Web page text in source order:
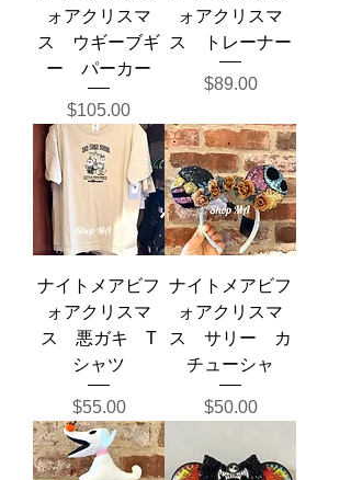
ォアクリスマ
ス ウギーブギ
ー パーカー
Price
$105.00
ォアクリスマ
ス トレーナー
Price
$89.00
ナイトメアビフ
ォアクリスマ
ス 悪ガキ T
シャツ
Price
$55.00
ナイトメアビフ
ォアクリスマ
ス サリー カ
チューシャ
Price
$50.00